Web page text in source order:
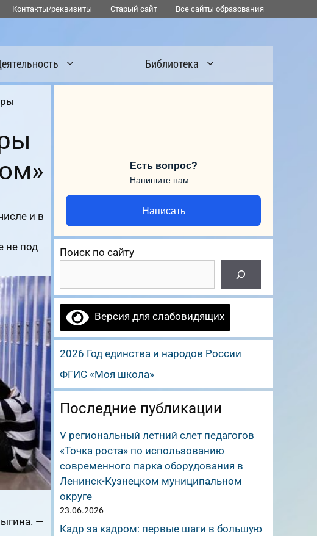
Контакты/реквизиты Старый сайт Все сайты образования
Библиотека
и в
не под
—
Есть вопрос?
Напишите нам
Написать
Поиск по сайту
Версия для слабовидящих
2026 Год единства и народов России
ФГИС «Моя школа»
Последние публикации
V региональный летний слет педагогов
«Точка роста» по использованию
современного парка оборудования в
Ленинск-Кузнецком муниципальном
округе
23.06.2026
Кадр за кадром: первые шаги в большую